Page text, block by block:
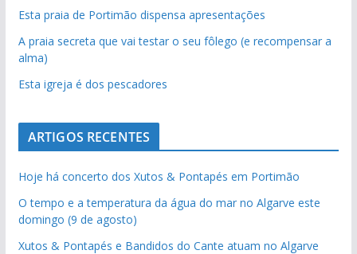
Esta praia de Portimão dispensa apresentações
A praia secreta que vai testar o seu fôlego (e recompensar a
alma)
Esta igreja é dos pescadores
ARTIGOS RECENTES
Hoje há concerto dos Xutos & Pontapés em Portimão
O tempo e a temperatura da água do mar no Algarve este
domingo (9 de agosto)
Xutos & Pontapés e Bandidos do Cante atuam no Algarve